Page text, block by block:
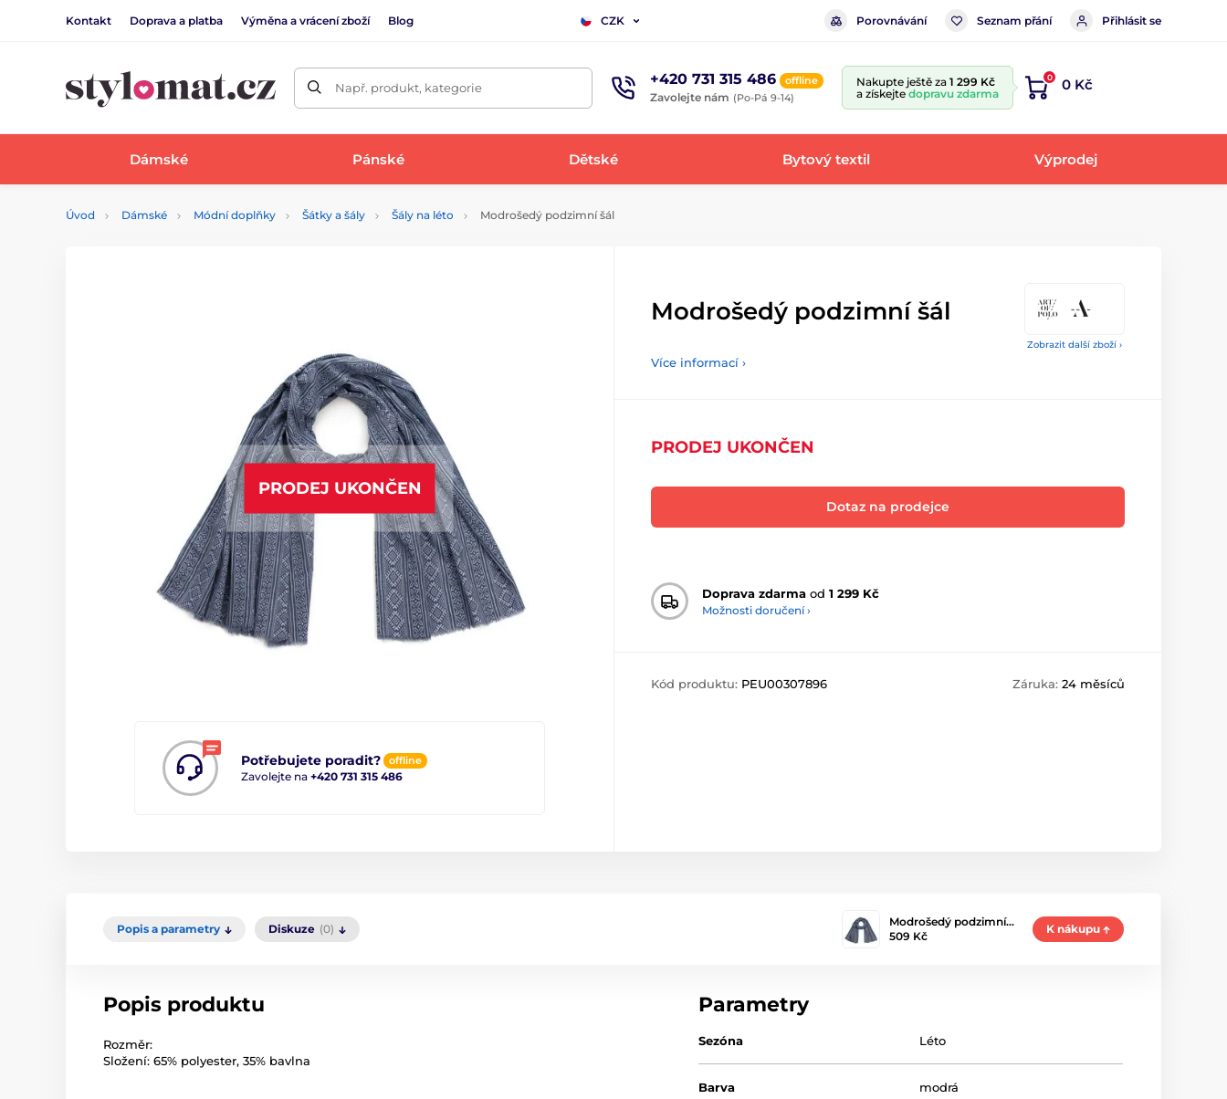
Kontakt Doprava a platba Výměna a vrácení zboží Blog CZK Porovnávání Seznam přání Přihlásit se
Např. produkt, kategorie +420 731 315 486 offline
Zavolejte nám (Po-Pá 9-14)
Nakupte ještě za 1 299 Kč
a získejte dopravu zdarma
0 0 Kč
Dámské Pánské Dětské Bytový textil Výprodej
Úvod Dámské Módní doplňky Šátky a šály Šály na léto Modrošedý podzimní šál
Zobrazit další zboží ›
PRODEJ UKONČEN
Potřebujete poradit? offline
Zavolejte na +420 731 315 486
Modrošedý podzimní šál
Více informací ›
PRODEJ UKONČEN
Dotaz na prodejce
Doprava zdarma od 1 299 Kč
Možnosti doručení ›
Kód produktu: PEU00307896 Záruka: 24 měsíců
Popis a parametry Diskuze (0)
Modrošedý podzimní…
509 Kč
K nákupu
Popis produktu
Rozměr:
Složení: 65% polyester, 35% bavlna
Parametry
Sezóna Léto
Barva modrá